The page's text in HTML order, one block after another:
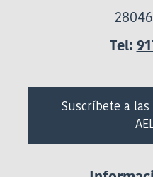
Tel:
Suscríbete a